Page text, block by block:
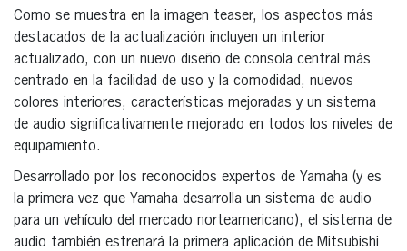
Como se muestra en la imagen teaser, los aspectos más
destacados de la actualización incluyen un interior
actualizado, con un nuevo diseño de consola central más
centrado en la facilidad de uso y la comodidad, nuevos
colores interiores, características mejoradas y un sistema
de audio significativamente mejorado en todos los niveles de
equipamiento.
Desarrollado por los reconocidos expertos de Yamaha (y es
la primera vez que Yamaha desarrolla un sistema de audio
para un vehículo del mercado norteamericano), el sistema de
audio también estrenará la primera aplicación de Mitsubishi